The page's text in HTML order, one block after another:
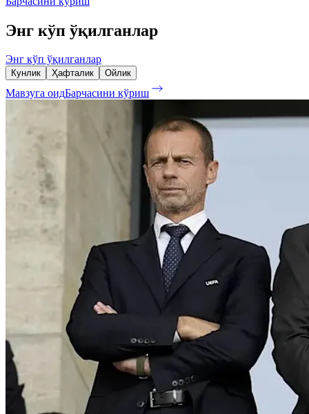
Энг кўп ўқилганлар
Энг кўп ўқилганлар
Кунлик Ҳафталик Ойлик
Мавзуга оидБарчасини кўриш